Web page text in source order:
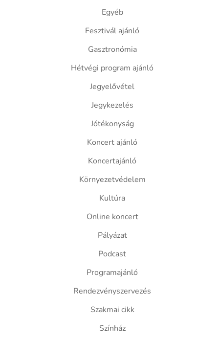
Egyéb
Fesztivál ajánló
Gasztronómia
Hétvégi program ajánló
Jegyelővétel
Jegykezelés
Jótékonyság
Koncert ajánló
Koncertajánló
Környezetvédelem
Kultúra
Online koncert
Pályázat
Podcast
Programajánló
Rendezvényszervezés
Szakmai cikk
Színház